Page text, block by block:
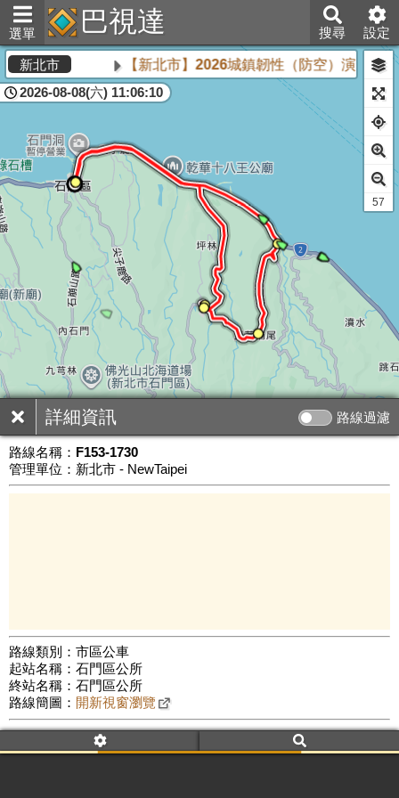
選單 巴視達 搜尋 設定
詳細資訊 路線過濾
路線名稱： F153-1730
管理單位：新北市 - NewTaipei
路線類別：市區公車
起站名稱：石門區公所
終站名稱：石門區公所
路線簡圖： 開新視窗瀏覽
附屬名稱：F153-1730
首班時間：平日(17:30)、假日(17:30)
新北市 【新北市】2026城鎮韌性（防空）演習將於
2026-08-08(六) 11:06:10
公車數量: 累計6546、上線5689
55